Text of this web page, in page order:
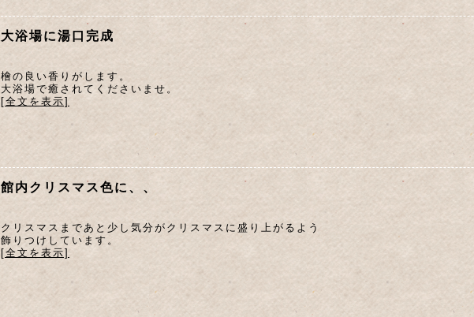
大浴場に湯口完成
檜の良い香りがします。
大浴場で癒されてくださいませ。
[全文を表示]
館内クリスマス色に、、
クリスマスまであと少し気分がクリスマスに盛り上がるよう
飾りつけしています。
[全文を表示]